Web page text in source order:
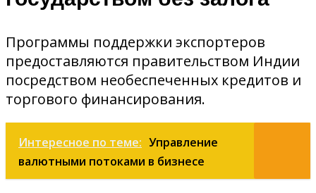
Программы поддержки экспортеров
предоставляются правительством Индии
посредством необеспеченных кредитов и
торгового финансирования.
Интересное по теме: Управление
валютными потоками в бизнесе